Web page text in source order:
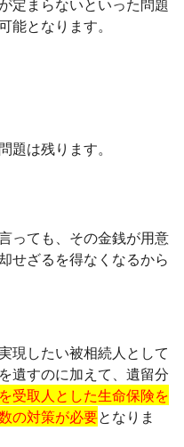
能となります。
題は残ります。
っても、その金銭が用意
せざるを得なくなるから
現したい被相続人として
遺すのに加えて、遺留分
受取人とした生命保険を
の対策が必要となりま